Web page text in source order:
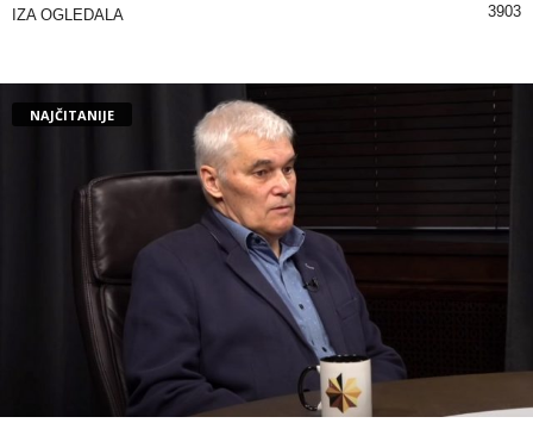
IZA OGLEDALA 3903
NAJČITANIJE